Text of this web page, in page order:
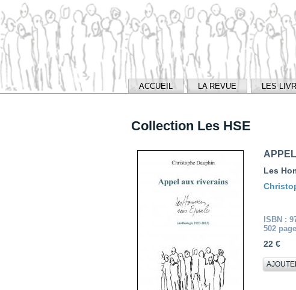
ACCUEIL LA REVUE LES
Collection Les HSE
Les
ISBN :
502
22 €